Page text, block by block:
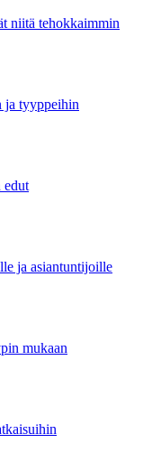
niitä tehokkaimmin
ja tyyppeihin
edut
ja asiantuntijoille
mukaan